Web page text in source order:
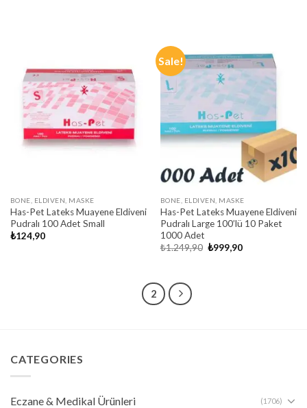
BONE, ELDIVEN, MASKE
Has-Pet Lateks Muayene Eldiveni
Pudralı 100 Adet Small
₺124,90
Sale!
BONE, ELDIVEN, MASKE
Has-Pet Lateks Muayene Eldiveni
Pudralı Large 100’lü 10 Paket
1000 Adet
₺1.249,90 Original
₺999,90Current
2
CATEGORIES
Eczane & Medikal Ürünleri (1706)